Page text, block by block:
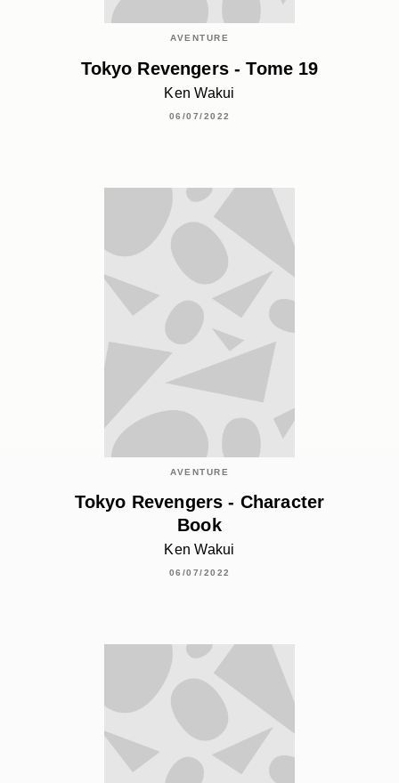
AVENTURE
Tokyo Revengers - Tome 19
Ken Wakui
06/07/2022
AVENTURE
Tokyo Revengers - Character
Book
Ken Wakui
06/07/2022